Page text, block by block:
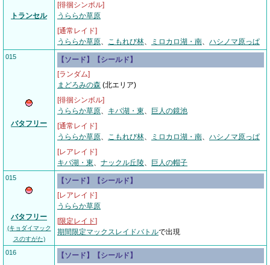
トランセル
[徘徊シンボル]
うららか草原
[通常レイド]
うららか草原、 こもれび林、 ミロカロ湖・南、 ハシノマ原っぱ
015
バタフリー
【ソード】【シールド】
[ランダム]
まどろみの森 (北エリア)
[徘徊シンボル]
うららか草原、 キバ湖・東、
巨人の鏡池
[通常レイド]
うららか草原、 こもれび林、 ミロカロ湖・南、 ハシノマ原っぱ
[レアレイド]
キバ湖・東、 ナックル丘陵、 巨人の帽子
015
バタフリー
(キョダイマック
スのすがた)
【ソード】【シールド】
[レアレイド]
うららか草原
[限定レイド]
期間限定マックスレイドバトルで出現
016
【ソード】【シールド】